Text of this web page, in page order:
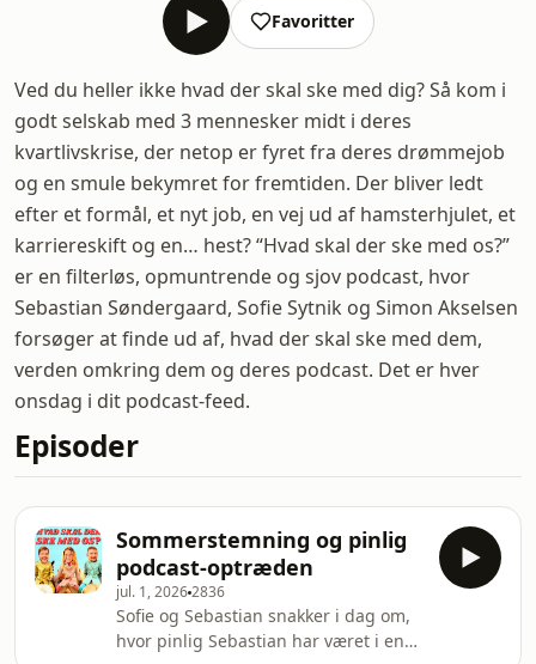
Favoritter
Ved du heller ikke hvad der skal ske med dig? Så kom i
godt selskab med 3 mennesker midt i deres
kvartlivskrise, der netop er fyret fra deres drømmejob
og en smule bekymret for fremtiden. Der bliver ledt
efter et formål, et nyt job, en vej ud af hamsterhjulet, et
karriereskift og en… hest? “Hvad skal der ske med os?”
er en filterløs, opmuntrende og sjov podcast, hvor
Sebastian Søndergaard, Sofie Sytnik og Simon Akselsen
forsøger at finde ud af, hvad der skal ske med dem,
verden omkring dem og deres podcast. Det er hver
onsdag i dit podcast-feed.
Episoder
Sommerstemning og pinlig
podcast-optræden
jul. 1, 20262836
Sofie og Sebastian snakker i dag om,
hvor pinlig Sebastian har været i en